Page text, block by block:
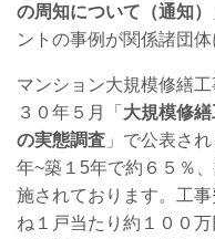
の周知について（通知）
ントの事例が関係諸団体
マンション大規模修繕
３０年５月「 大規模修
の実態調査 」で公表さ
年~築１5年で約６５％
施されております。工
ね１戸当たり約１００